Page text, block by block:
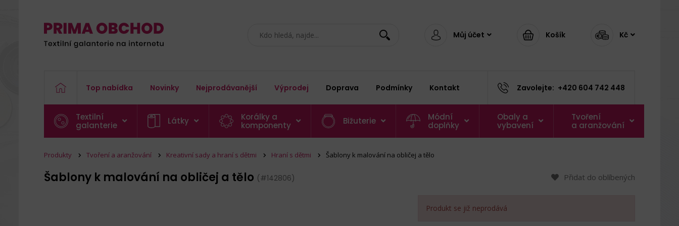
Můj účet Košík Kč
Top nabídka Novinky Nejprodávanější Výprodej Doprava Podmínky Kontakt Zavolejte: +420 604 742 448
Textilní
galanterie
Látky
Korálky a
komponenty
Bižuterie
Módní
doplňky
Obaly a
vybavení
Tvoření
a aranžování
Produkty Tvoření a aranžování Kreativní sady a hraní s dětmi Hraní s dětmi Šablony k malování na obličej a tělo
Šablony k malování na obličej a tělo (#142806) Přidat do oblíbených
Produkt se již neprodává